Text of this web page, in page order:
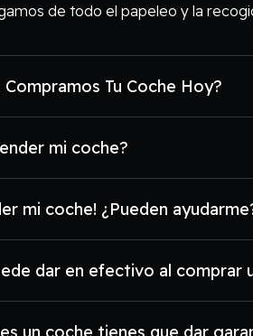
de todo el papeleo y la
Compramos Tu Coche Hoy?
mi coche?
mi coche! ¿Pueden
dar en efectivo al comprar